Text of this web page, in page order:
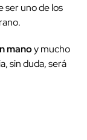
ser uno de los
manoy mucho
sin duda, será